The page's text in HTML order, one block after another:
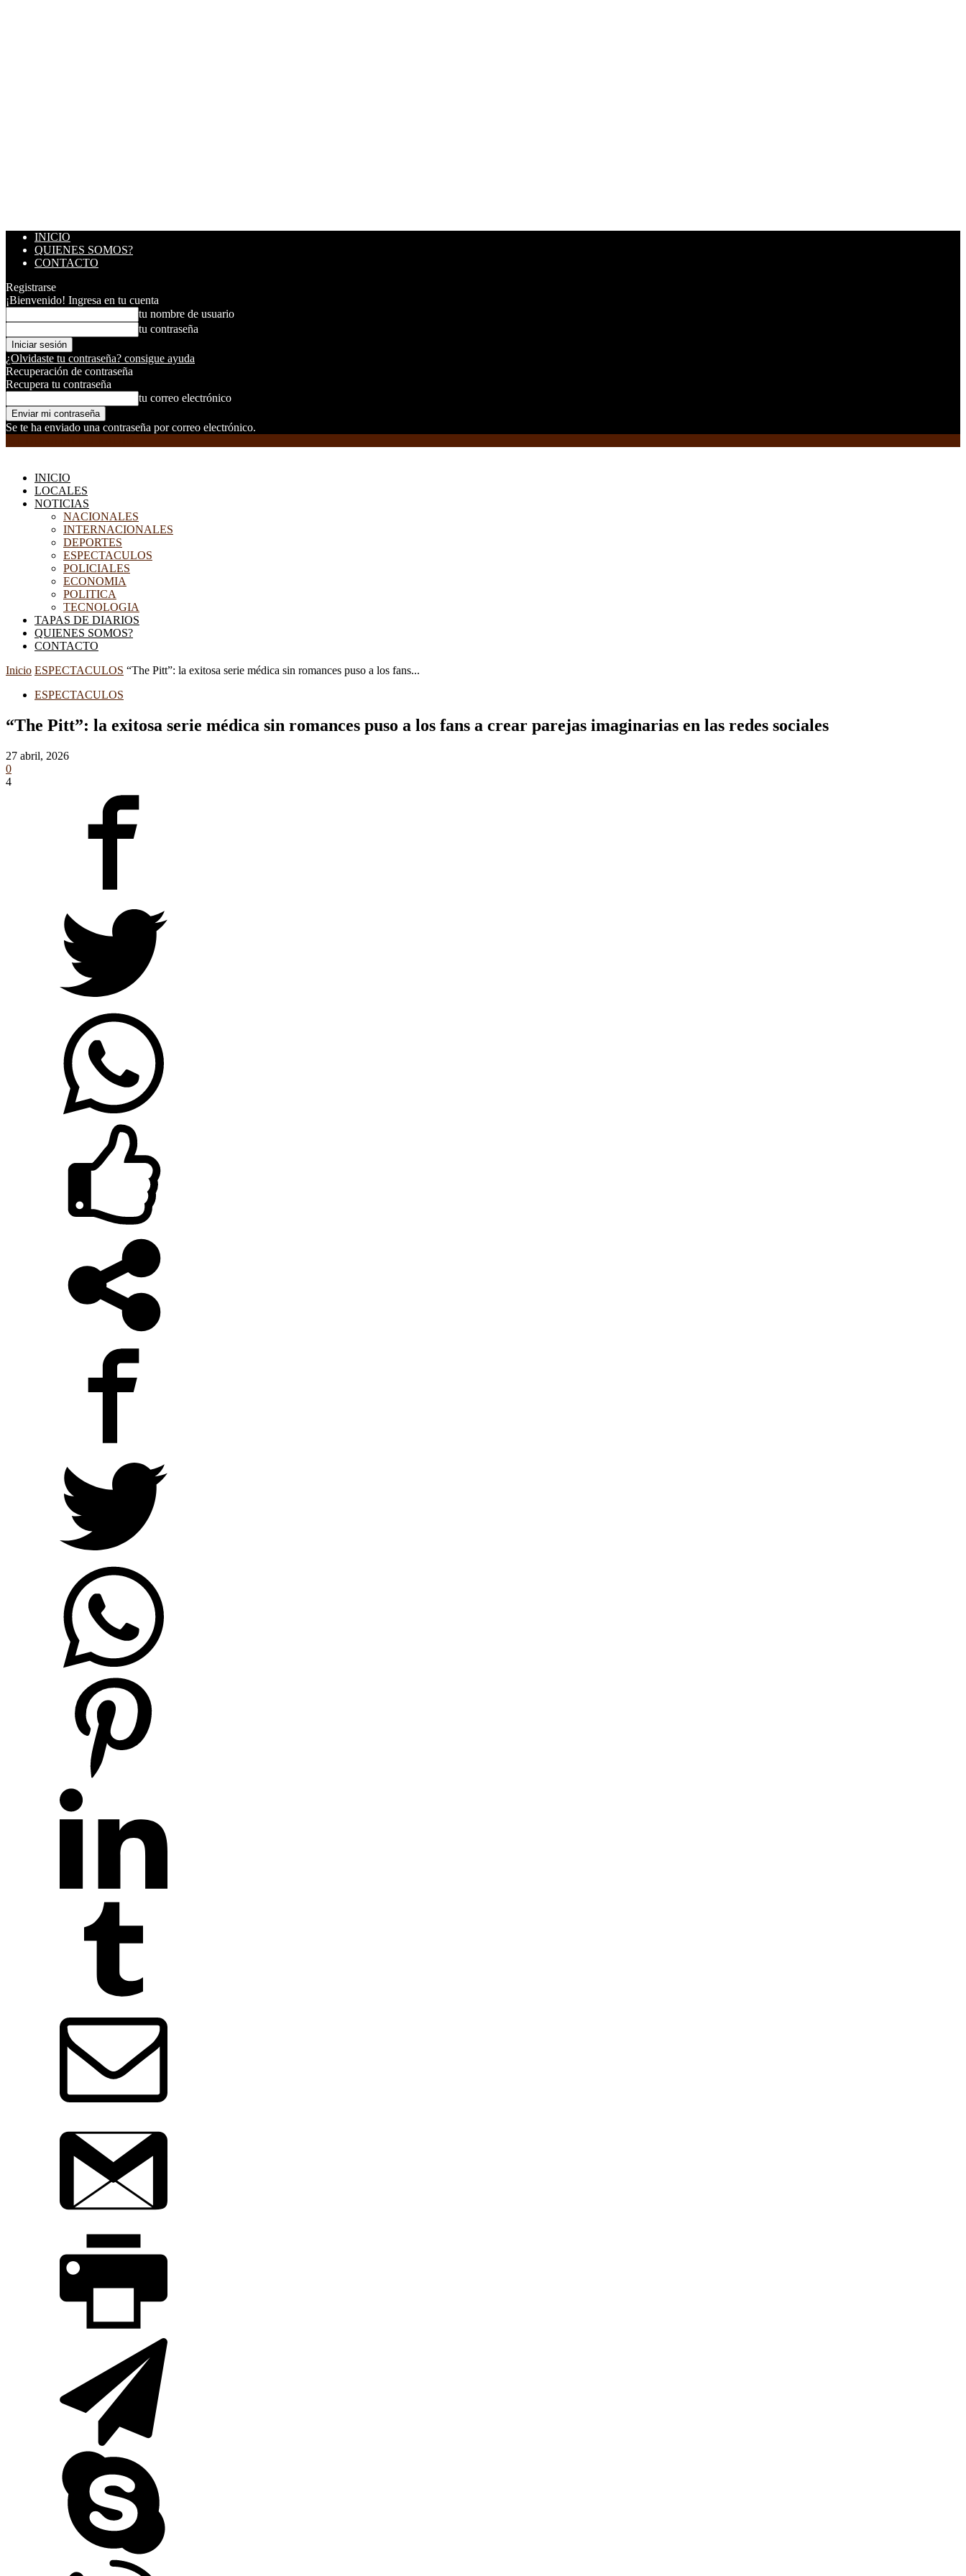
INICIO
QUIENES SOMOS?
CONTACTO
Registrarse
¡Bienvenido! Ingresa en tu cuenta
tu nombre de usuario
tu contraseña
¿Olvidaste tu contraseña? consigue ayuda
Recuperación de contraseña
Recupera tu contraseña
tu correo electrónico
Se te ha enviado una contraseña por correo electrónico.
INICIO
LOCALES
NOTICIAS
NACIONALES
INTERNACIONALES
DEPORTES
ESPECTACULOS
POLICIALES
ECONOMIA
POLITICA
TECNOLOGIA
TAPAS DE DIARIOS
QUIENES SOMOS?
CONTACTO
Inicio ESPECTACULOS “The Pitt”: la exitosa serie médica sin romances puso a los fans...
ESPECTACULOS
“The Pitt”: la exitosa serie médica sin romances puso a los fans a crear parejas imaginarias en las redes sociales
27 abril, 2026
0
4